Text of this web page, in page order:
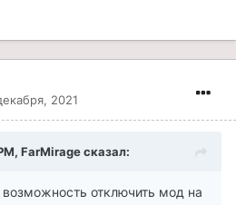
2021
FarMirage сказал:
возможность отключить мод на